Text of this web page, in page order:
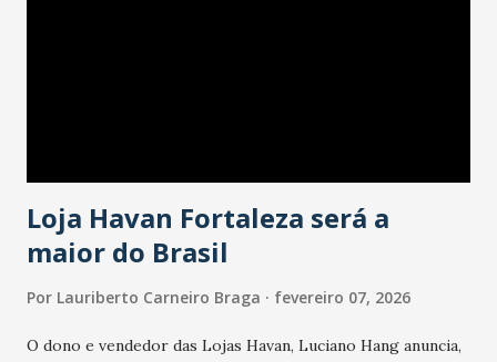
cresceu. De acordo com a pesquisa, 44% dos n...
Loja Havan Fortaleza será a
maior do Brasil
Por Lauriberto Carneiro Braga fevereiro 07, 2026
O dono e vendedor das Lojas Havan, Luciano Hang anuncia,